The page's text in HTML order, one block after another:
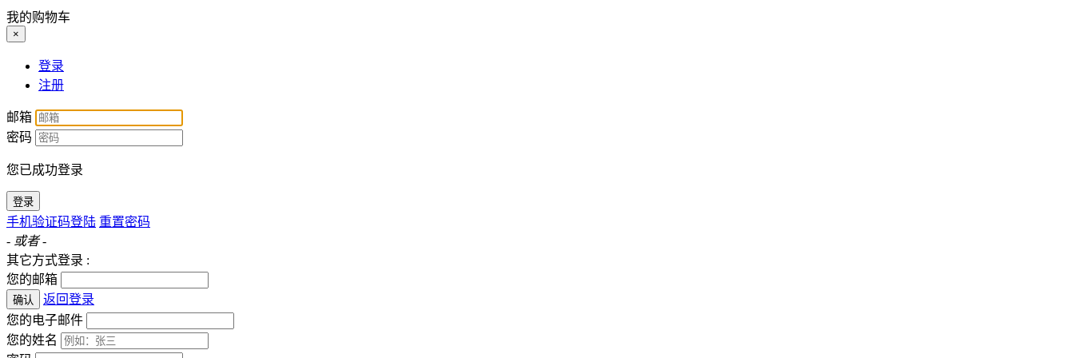
我的购物车
×
登录
注册
邮箱
密码
您已成功登录
登录
手机验证码登陆 重置密码
- 或者 -
其它方式登录 :
您的邮箱
确认
返回登录
您的电子邮件
您的姓名